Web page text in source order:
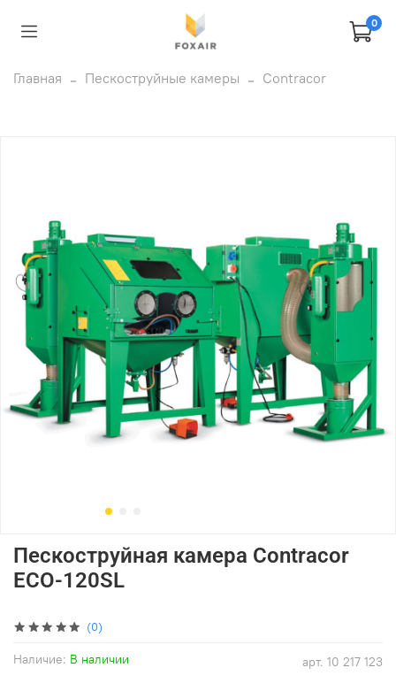
0
Главная Пескоструйные камеры Contracor
(0)
арт. 10 217 123
Наличие: В наличии
Пескоструйная камера Contracor
ECO-120SL